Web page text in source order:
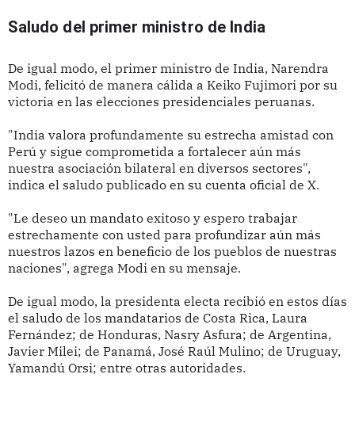
Saludo del primer ministro de India
De igual modo, el primer ministro de India, Narendra
Modi, felicitó de manera cálida a Keiko Fujimori por su
victoria en las elecciones presidenciales peruanas.
"India valora profundamente su estrecha amistad con
Perú y sigue comprometida a fortalecer aún más
nuestra asociación bilateral en diversos sectores",
indica el saludo publicado en su cuenta oficial de X.
"Le deseo un mandato exitoso y espero trabajar
estrechamente con usted para profundizar aún más
nuestros lazos en beneficio de los pueblos de nuestras
naciones", agrega Modi en su mensaje.
De igual modo, la presidenta electa recibió en estos días
el saludo de los mandatarios de Costa Rica, Laura
Fernández; de Honduras, Nasry Asfura; de Argentina,
Javier Milei; de Panamá, José Raúl Mulino; de Uruguay,
Yamandú Orsi; entre otras autoridades.